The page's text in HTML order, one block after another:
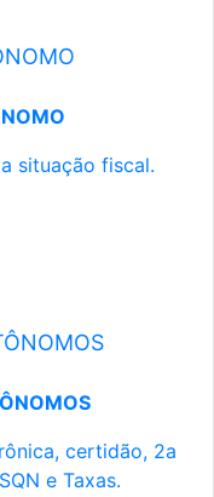
situação fiscal.
certidão, 2a
e Taxas.